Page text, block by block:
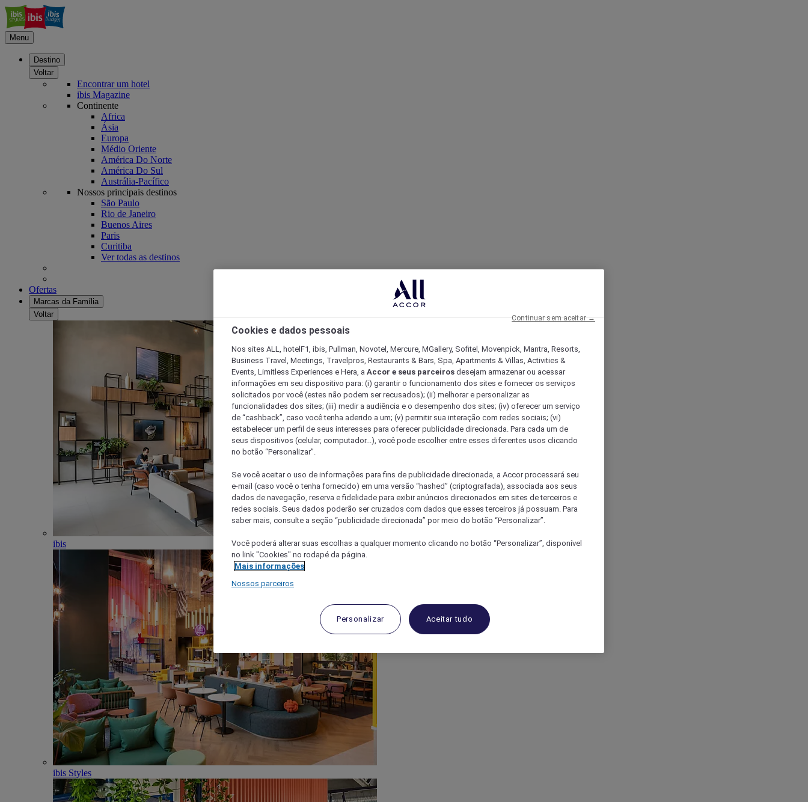
Menu
Destino
Voltar
Encontrar um hotel
ibis Magazine
Continente
Africa
Ásia
Europa
Médio Oriente
América Do Norte
América Do Sul
Austrália-Pacífico
Nossos principais destinos
São Paulo
Rio de Janeiro
Buenos Aires
Paris
Curitiba
Ver todas as destinos
Ofertas
Marcas da Família
Voltar
ibis
ibis Styles
Cookies e dados pessoais
Nos sites ALL, hotelF1, ibis, Pullman, Novotel, Mercure, MGallery, Sofitel, Movenpick, Mantra, Resorts,
Business Travel, Meetings, Travelpros, Restaurants & Bars, Spa, Apartments & Villas, Activities &
Events, Limitless Experiences e Hera, a Accor e seus parceiros desejam armazenar ou acessar
informações em seu dispositivo para: (i) garantir o funcionamento dos sites e fornecer os serviços
solicitados por você (estes não podem ser recusados); (ii) melhorar e personalizar as
funcionalidades dos sites; (iii) medir a audiência e o desempenho dos sites; (iv) oferecer um serviço
de “cashback”, caso você tenha aderido a um; (v) permitir sua interação com redes sociais; (vi)
estabelecer um perfil de seus interesses para oferecer publicidade direcionada. Para cada um de
seus dispositivos (celular, computador...), você pode escolher entre esses diferentes usos clicando
no botão “Personalizar”.
Se você aceitar o uso de informações para fins de publicidade direcionada, a Accor processará seu
e-mail (caso você o tenha fornecido) em uma versão “hashed” (criptografada), associada aos seus
dados de navegação, reserva e fidelidade para exibir anúncios direcionados em sites de terceiros e
redes sociais. Seus dados poderão ser cruzados com dados que esses terceiros já possuam. Para
saber mais, consulte a seção “publicidade direcionada” por meio do botão “Personalizar”.
Você poderá alterar suas escolhas a qualquer momento clicando no botão “Personalizar”, disponível
no link "Cookies" no rodapé da página.
Mais informações
Nossos parceiros
Personalizar Aceitar tudo
Continuar sem aceitar →